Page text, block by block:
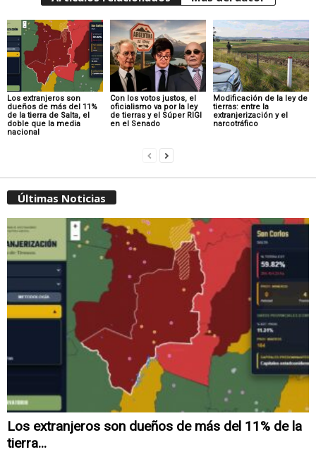
Los extranjeros son
dueños de más del 11%
de la tierra de Salta, el
doble que la media
nacional
Con los votos justos, el
oficialismo va por la ley
de tierras y el Súper RIGI
en el Senado
Modificación de la ley de
tierras: entre la
extranjerización y el
narcotráfico
Últimas Noticias
Los extranjeros son dueños de más del 11% de la
tierra...